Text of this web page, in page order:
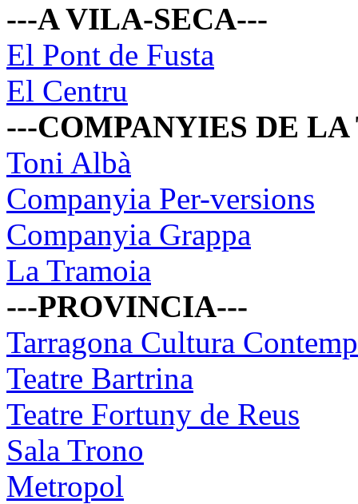
---A VILA-SECA---
El Pont de Fusta
El Centru
---COMPANYIES DE
Toni Albà
Companyia Per-versions
Companyia Grappa
La Tramoia
---PROVINCIA---
Tarragona Cultura
Teatre Bartrina
Teatre Fortuny de Reus
Sala Trono
Metropol